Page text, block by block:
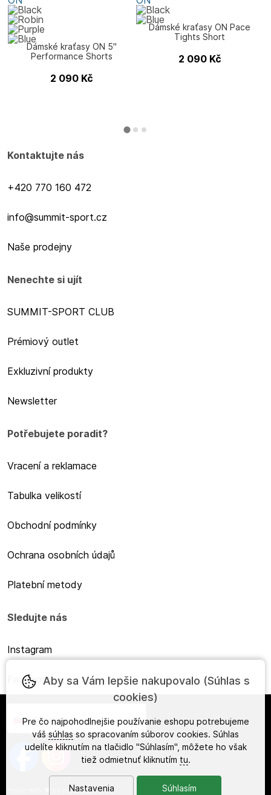
Dámské kraťasy ON 5"
Performance Shorts
2 090 Kč
Dámské kraťasy ON Pace
Tights Short
2 090 Kč
Kontaktujte nás
+420 770 160 472
info@summit-sport.cz
Naše prodejny
Nenechte si ujít
SUMMIT-SPORT CLUB
Prémiový outlet
Exkluzivní produkty
Newsletter
Potřebujete poradit?
Vracení a reklamace
Tabulka velikostí
Obchodní podmínky
Ochrana osobních údajů
Platební metody
Sledujte nás
Instagram
Facebook
Slovensky
ineShop
Aby sa Vám lepšie nakupovalo (Súhlas s
cookies)
Pre čo najpohodlnejšie používanie eshopu potrebujeme
váš súhlas so spracovaním súborov cookies. Súhlas
udelíte kliknutím na tlačidlo "Súhlasím", môžete ho však
tiež odmietnuť kliknutím tu.
Nastavenia Súhlasím